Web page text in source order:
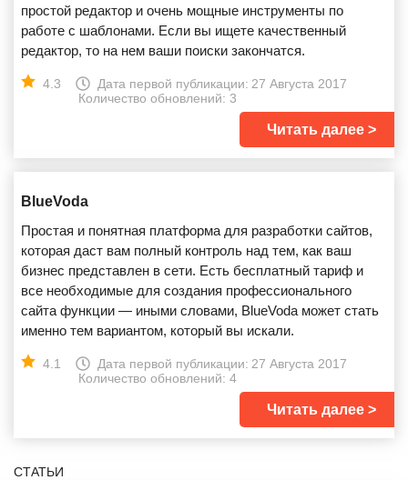
простой редактор и очень мощные инструменты по
работе с шаблонами. Если вы ищете качественный
редактор, то на нем ваши поиски закончатся.
4.3 Дата первой публикации: 27 Августа 2017
Количество обновлений: 3
Читать далее
BlueVoda
Простая и понятная платформа для разработки сайтов,
которая даст вам полный контроль над тем, как ваш
бизнес представлен в сети. Есть бесплатный тариф и
все необходимые для создания профессионального
сайта функции — иными словами, BlueVoda может стать
именно тем вариантом, который вы искали.
4.1 Дата первой публикации: 27 Августа 2017
Количество обновлений: 4
Читать далее
СТАТЬИ